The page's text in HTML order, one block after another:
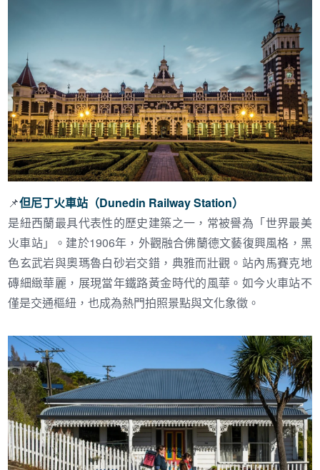
📌但尼丁火車站（Dunedin Railway Station）
是紐西蘭最具代表性的歷史建築之一，常被譽為「世界最美
火車站」。建於1906年，外觀融合佛蘭德文藝復興風格，黑
色玄武岩與奧瑪魯白砂岩交錯，典雅而壯觀。站內馬賽克地
磚細緻華麗，展現當年鐵路黃金時代的風華。如今火車站不
僅是交通樞紐，也成為熱門拍照景點與文化象徵。